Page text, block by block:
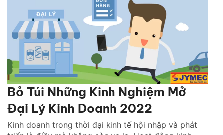
Bỏ Túi Những Kinh Nghiệm Mở
Đại Lý Kinh Doanh 2022
Kinh doanh trong thời đại kinh tế hội nhập và phát